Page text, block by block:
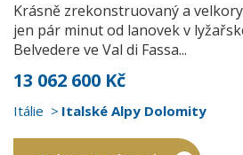
Krásně zrekonstruovaný a
jen pár minut od lanovek v
Belvedere ve Val di Fassa...
13 062 600 Kč
Itálie Italské Alpy Dolomity